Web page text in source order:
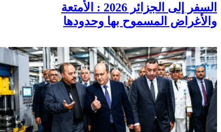
السفر إلى الجزائر 2026 : الأمتعة
والأغراض المسموح بها وحدودها